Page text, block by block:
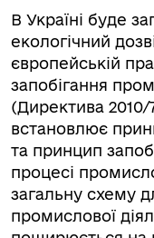
В Україні буде
екологічний
європейській
запобігання
(Директива
встановлює
та принцип
процесі
загальну схему
промислової